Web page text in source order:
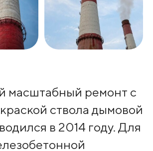
масштабный ремонт с
ствола дымовой
в 2014 году. Для